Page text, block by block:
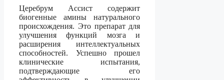
Церебрум Ассист содержит
биогенные амины натурального
происхождения. Это препарат для
улучшения функций мозга и
расширения интеллектуальных
способностей. Успешно прошел
клинические испытания,
подтверждающие его